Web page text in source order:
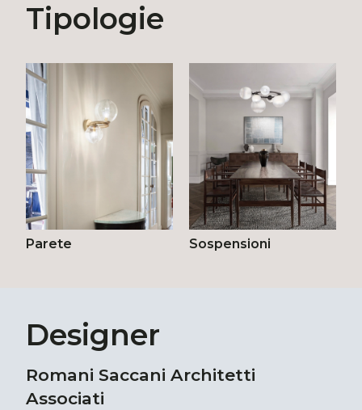
Tipologie
Parete Sospensioni
Designer
Romani Saccani Architetti
Associati